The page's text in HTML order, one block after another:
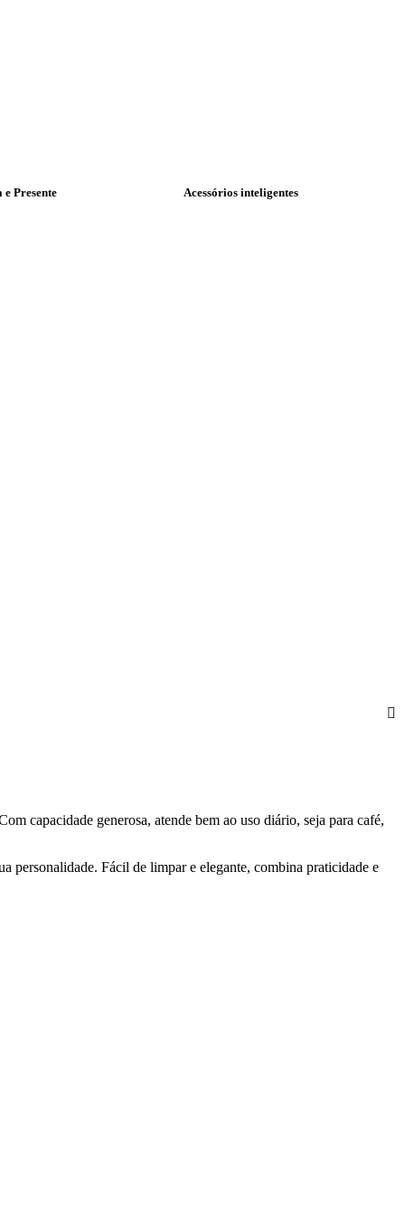
Presente Acessórios inteligentes
capacidade generosa, atende bem ao uso diário, seja para café,
personalidade. Fácil de limpar e elegante, combina praticidade e